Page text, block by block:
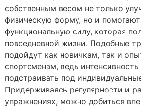
собственным весом не только
физическую форму, но и помогают
функциональную силу, которая
повседневной жизни. Подобные
подойдут как новичкам, так и
спортсменам, ведь
подстраивать под
Придерживаясь регулярности и
упражнениях, можно добиться